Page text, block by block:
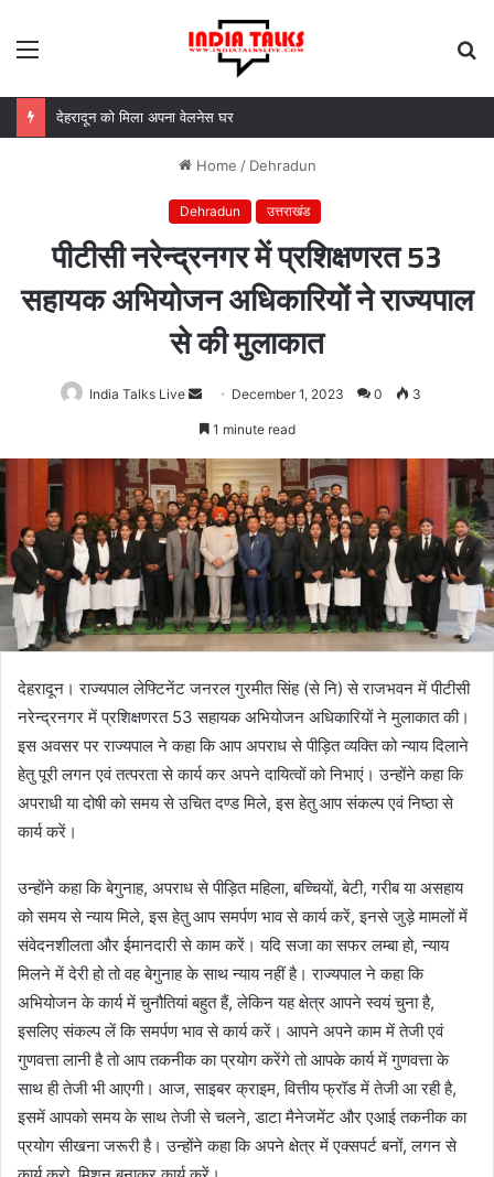
देहरादून को मिला अपना वेलनेस घर
Home / Dehradun
Dehradun उत्तराखंड
पीटीसी नरेन्द्रनगर में प्रशिक्षणरत 53
सहायक अभियोजन अधिकारियों ने राज्यपाल
से की मुलाकात
India Talks Live
Send
an
December 1, 2023 0 3
1 minute read
देहरादून। राज्यपाल लेफ्टिनेंट जनरल गुरमीत सिंह (से नि) से राजभवन में पीटीसी
नरेन्द्रनगर में प्रशिक्षणरत 53 सहायक अभियोजन अधिकारियों ने मुलाकात की।
इस अवसर पर राज्यपाल ने कहा कि आप अपराध से पीड़ित व्यक्ति को न्याय दिलाने
हेतु पूरी लगन एवं तत्परता से कार्य कर अपने दायित्वों को निभाएं। उन्होंने कहा कि
अपराधी या दोषी को समय से उचित दण्ड मिले, इस हेतु आप संकल्प एवं निष्ठा से
कार्य करें।
उन्होंने कहा कि बेगुनाह, अपराध से पीड़ित महिला, बच्चियों, बेटी, गरीब या असहाय
को समय से न्याय मिले, इस हेतु आप समर्पण भाव से कार्य करें, इनसे जुड़े मामलों में
संवेदनशीलता और ईमानदारी से काम करें। यदि सजा का सफर लम्बा हो, न्याय
मिलने में देरी हो तो वह बेगुनाह के साथ न्याय नहीं है। राज्यपाल ने कहा कि
अभियोजन के कार्य में चुनौतियां बहुत हैं, लेकिन यह क्षेत्र आपने स्वयं चुना है,
इसलिए संकल्प लें कि समर्पण भाव से कार्य करें। आपने अपने काम में तेजी एवं
गुणवत्ता लानी है तो आप तकनीक का प्रयोग करेंगे तो आपके कार्य में गुणवत्ता के
साथ ही तेजी भी आएगी। आज, साइबर क्राइम, वित्तीय फ्रॉड में तेजी आ रही है,
इसमें आपको समय के साथ तेजी से चलने, डाटा मैनेजमेंट और एआई तकनीक का
प्रयोग सीखना जरूरी है। उन्होंने कहा कि अपने क्षेत्र में एक्सपर्ट बनों, लगन से